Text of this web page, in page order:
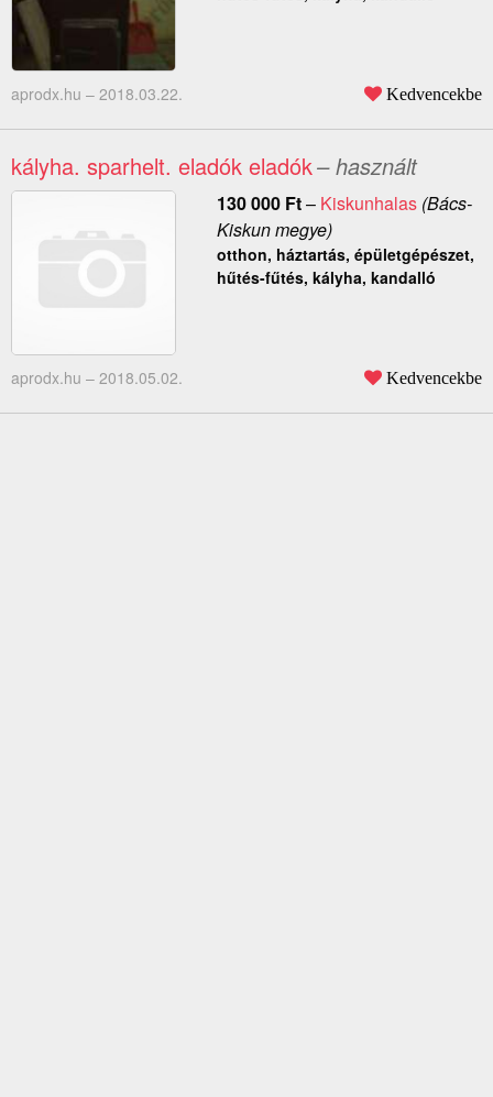
aprodx.hu – 2018.03.22. Kedvencekbe
kályha. sparhelt. eladók eladók– használt
130 000 Ft– Kiskunhalas(Bács-
Kiskun megye)
otthon, háztartás, épületgépészet,
hűtés-fűtés, kályha, kandalló
aprodx.hu – 2018.05.02. Kedvencekbe